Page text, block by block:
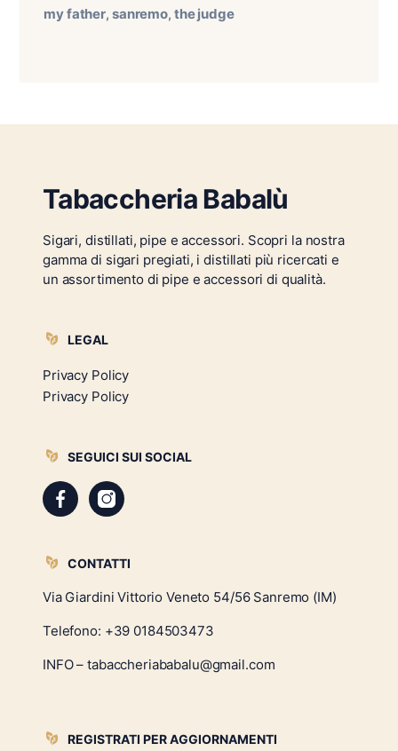
my father, sanremo, the judge
Tabaccheria Babalù
Sigari, distillati, pipe e accessori. Scopri la nostra
gamma di sigari pregiati, i distillati più ricercati e
un assortimento di pipe e accessori di qualità.
LEGAL
Privacy Policy
Privacy Policy
SEGUICI SUI SOCIAL
CONTATTI
Via Giardini Vittorio Veneto 54/56 Sanremo (IM)
Telefono: +39 0184503473
INFO – tabaccheriababalu@gmail.com
REGISTRATI PER AGGIORNAMENTI